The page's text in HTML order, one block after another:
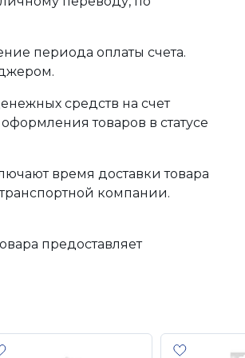
периода оплаты счета.
средств на счет
товаров в статусе
время доставки товара
компании.
предоставляет